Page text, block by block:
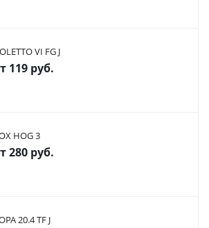
VI FG J
119 руб.
HOG 3
280 руб.
20.4 TF J